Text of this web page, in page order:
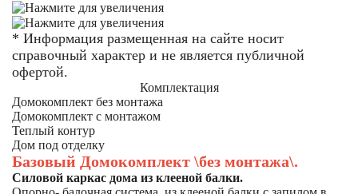
* Информация размещенная на сайте носит
справочный характер и не является публичной
офертой.
Комплектация
Домокомплект без монтажа
Домокомплект с монтажом
Теплый контур
Дом под отделку
Базовый Домокомплект \без монтажа\.
Силовой каркас дома из клееной балки.